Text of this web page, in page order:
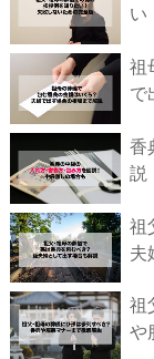
い
祖
で
香
説
祖
夫
祖
や